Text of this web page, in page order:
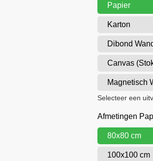
Papier
Karton
Dibond
Canvas
Magnetisch
Selecteer een
Afmetingen
80x80 cm
100x100 cm